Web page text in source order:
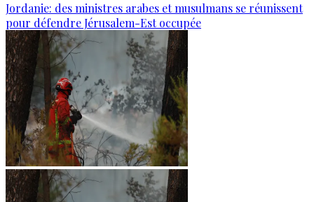
Jordanie: des ministres arabes et musulmans se réunissent
pour défendre Jérusalem-Est occupée